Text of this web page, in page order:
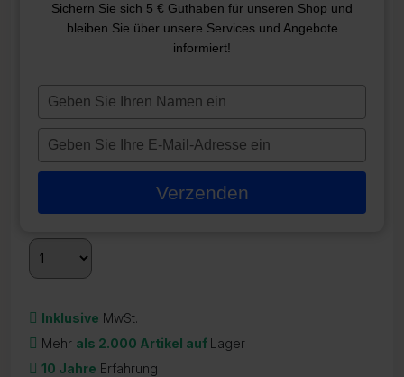
FILTERKARTUSCHE SC731
41,95€
Auf Lager
Quantity Discount
Discounted price
10%
Inklusive MwSt.
Mehr als 2.000 Artikel auf Lager
10 Jahre Erfahrung
Sichern Sie sich 5 € Guthaben für unseren Shop und
bleiben Sie über unsere Services und Angebote
informiert!
Typ
naam
Typ
e-
in
Verzenden